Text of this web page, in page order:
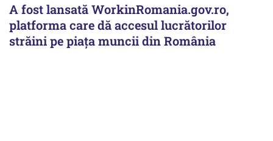
A fost lansată WorkinRomania.gov.ro,
platforma care dă accesul lucrătorilor
străini pe piața muncii din România